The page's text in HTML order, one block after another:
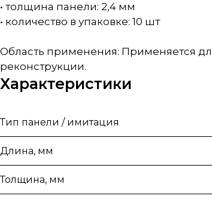
• толщина панели: 2,4 мм
• количество в упаковке: 10 шт
Область применения: Применяется
реконструкции.
Характеристики
Тип панели / имитация
Длина, мм
Толщина, мм